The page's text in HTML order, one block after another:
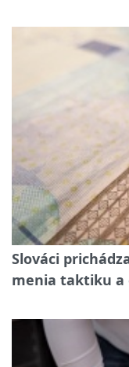
Slováci
menia taktiku a